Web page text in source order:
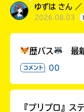
ゆずは さん
2026.08.03
歴バス 最
コメント 00
『プリプロ』ス